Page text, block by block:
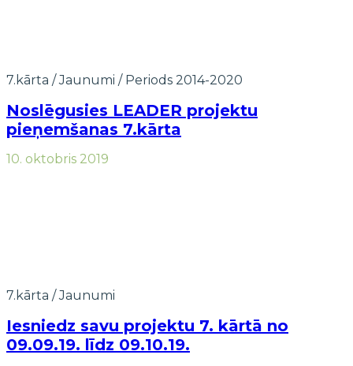
7.kārta /Jaunumi / Periods 2014-2020
Noslēgusies LEADER projektu
pieņemšanas 7.kārta
10. oktobris 2019
7.kārta /Jaunumi
Iesniedz savu projektu 7. kārtā no
09.09.19. līdz 09.10.19.